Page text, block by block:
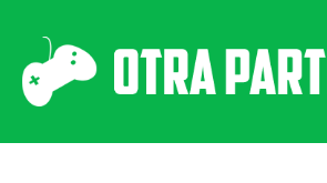
contenido